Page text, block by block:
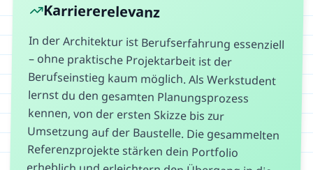
Karriererelevanz
In der Architektur ist Berufserfahrung essenziell
– ohne praktische Projektarbeit ist der
Berufseinstieg kaum möglich. Als Werkstudent
lernst du den gesamten Planungsprozess
kennen, von der ersten Skizze bis zur
Umsetzung auf der Baustelle. Die gesammelten
Referenzprojekte stärken dein Portfolio
erheblich und erleichtern den Übergang in die